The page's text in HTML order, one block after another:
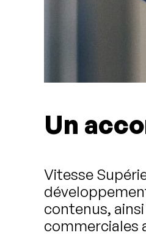
Un
Vitesse
contenus,
commerciales